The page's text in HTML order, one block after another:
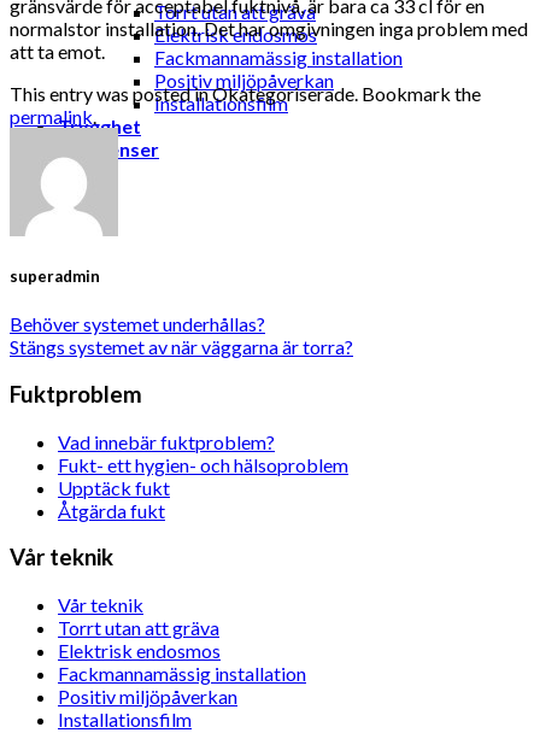
Torrt utan att gräva
Elektrisk endosmos
Fackmannamässig installation
Positiv miljöpåverkan
Installationsfilm
Trygghet
Referenser
gränsvärde för acceptabel fuktnivå, är bara ca 33 cl för en
normalstor installation. Det har omgivningen inga problem med
att ta emot.
This entry was posted in Okategoriserade. Bookmark the
permalink.
superadmin
Behöver systemet underhållas?
Stängs systemet av när väggarna är torra?
Fuktproblem
Vad innebär fuktproblem?
Fukt- ett hygien- och hälsoproblem
Upptäck fukt
Åtgärda fukt
Vår teknik
Vår teknik
Torrt utan att gräva
Elektrisk endosmos
Fackmannamässig installation
Positiv miljöpåverkan
Installationsfilm